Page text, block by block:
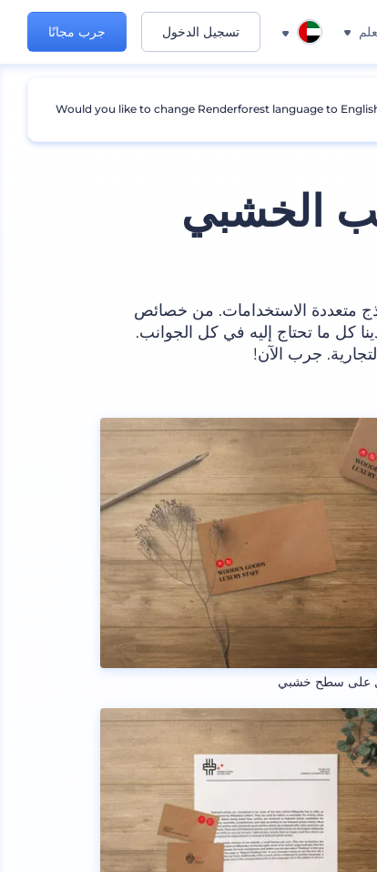
تسجيل الدخول جرب مجانًا
الخشبي
متعددة الاستخدامات. من خصائص
كل ما تحتاج إليه في كل الجوانب.
جرب الآن!
على سطح خشبي
Would you like to change Renderforest language to